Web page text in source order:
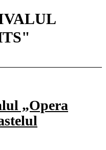
„Opera